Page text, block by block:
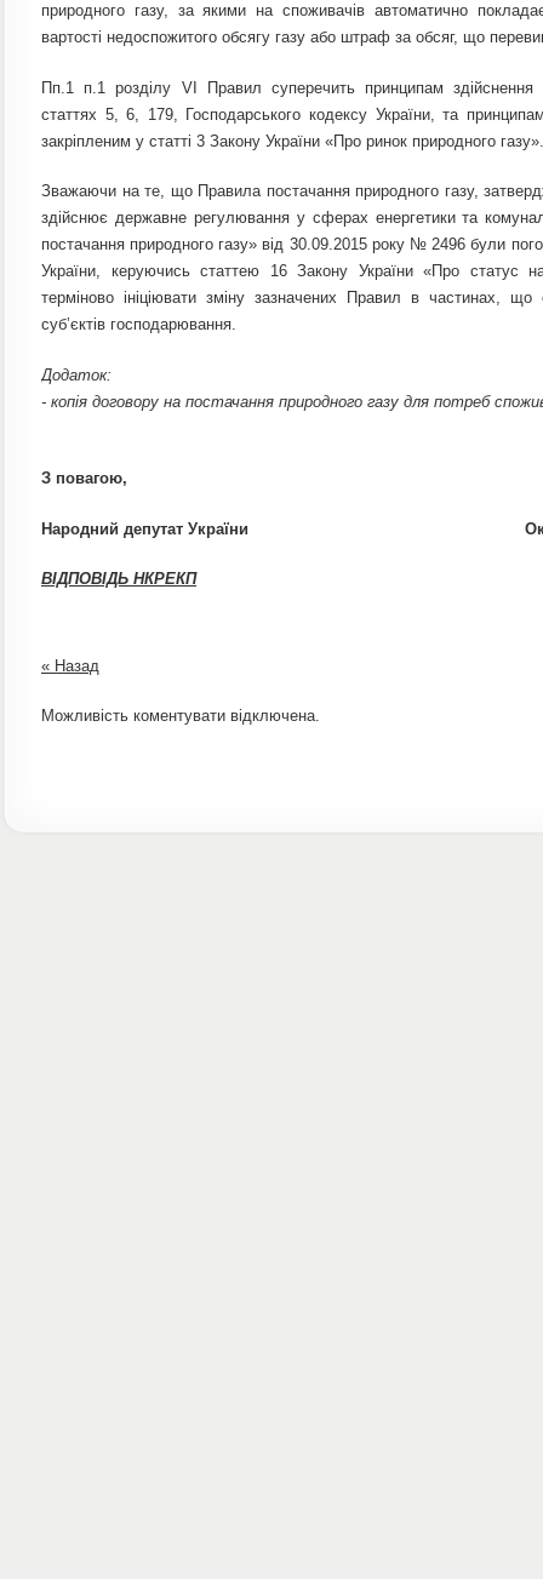
природного газу, за якими на споживачів автоматично
вартості недоспожитого обсягу газу або штраф за обсяг, що
Пп.1 п.1 розділу VI Правил суперечить принципам здійснення
статтях 5, 6, 179, Господарського кодексу України, та
закріпленим у статті 3 Закону України «Про ринок природного газу».
Зважаючи на те, що Правила постачання природного газу,
здійснює державне регулювання у сферах енергетики та
постачання природного газу» від 30.09.2015 року № 2496 були
України, керуючись статтею 16 Закону України «Про статус
терміново ініціювати зміну зазначених Правил в частинах,
суб’єктів господарювання.
Додаток:
- копія договору на постачання природного газу для потреб
З повагою,
Народний депутат України
ВІДПОВІДЬ НКРЕКП
« Назад
Можливість коментувати відключена.